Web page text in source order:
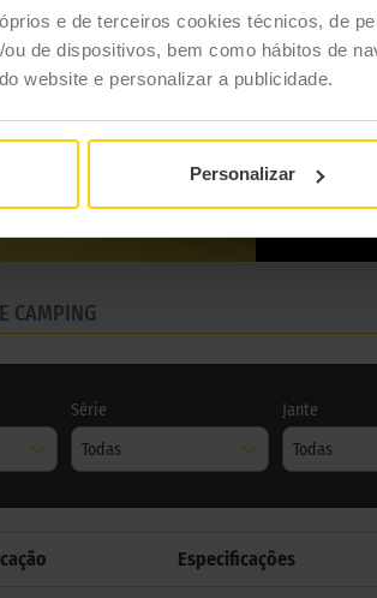
e de terceiros cookies técnicos, de
de dispositivos, bem como hábitos de
website e personalizar a publicidade.
Personalizar
CAMPING
Série
Todas
Jante
Todas
Especificações